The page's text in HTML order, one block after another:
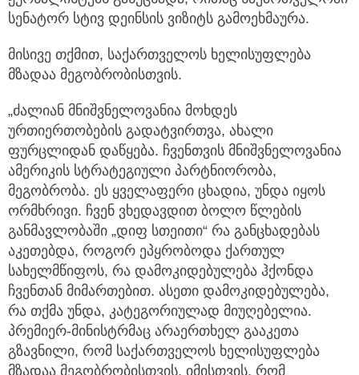
სენატორ სტივ დეინსის ვიზიტს გამოეხმაურა.
მისივე თქმით, საქართველოს ხელისუფლება
მზადაა მეგობრობისთვის.
„ძალიან მნიშვნელოვანია მოხდეს
ურთიერთობების გადატვირთვა, ახალი
ფურცლიდან დაწყება. ჩვენთვის მნიშვნელოვანია
ამერიკის სტრატეგიული პარტნიორობა,
მეგობრობა. ეს ყველაფერი ცხადია, უნდა იყოს
ორმხრივი. ჩვენ ვხედავდით ბოლო წლების
განმავლობაში „დიფ სთეითი“ რა განცხადებას
აკეთებდა, როგორ ეპყრობოდა ქართულ
სახელმწიფოს, რა დამოკიდებულება ჰქონდა
ჩვენთან მიმართებით. ასეთი დამოკიდებულება,
რა თქმა უნდა, კატეგორიულად მიუღებელია.
პრემიერ-მინისტრმაც არაერთხელ გააკეთა
გზავნილი, რომ საქართველოს ხელისუფლება
მზადაა მეგობრობისთვის, იმისთვის, რომ